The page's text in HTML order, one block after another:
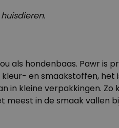
als hondenbaas. Pawr is
en smaakstoffen, het
in kleine verpakkingen.
meest in de smaak vallen